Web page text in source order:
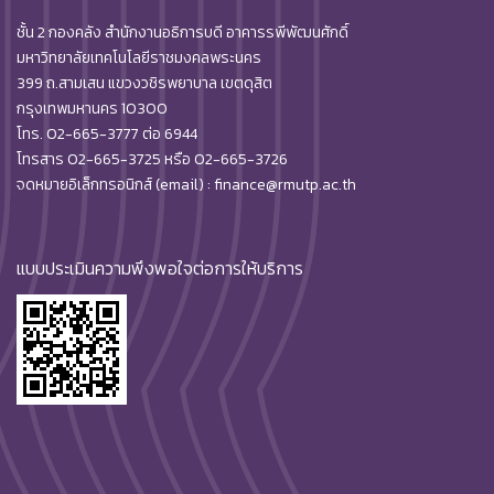
ชั้น 2 กองคลัง สำนักงานอธิการบดี อาคารรพีพัฒนศักดิ์
มหาวิทยาลัยเทคโนโลยีราชมงคลพระนคร
399 ถ.สามเสน แขวงวชิรพยาบาล เขตดุสิต
กรุงเทพมหานคร 10300
โทร. 02-665-3777 ต่อ 6944
โทรสาร 02-665-3725 หรือ 02-665-3726
จดหมายอิเล็กทรอนิกส์ (email) : finance@rmutp.ac.th
แบบประเมินความพึงพอใจต่อการให้บริการ